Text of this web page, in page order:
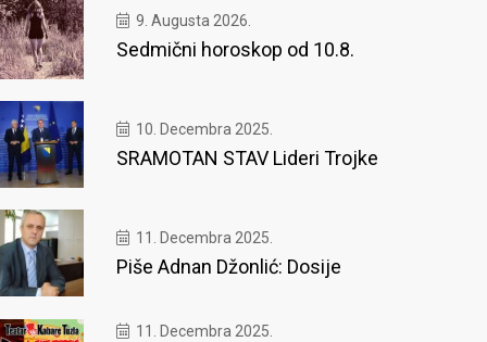
9. Augusta 2026.
Sedmični horoskop od 10.8.
10. Decembra 2025.
SRAMOTAN STAV Lideri Trojke
11. Decembra 2025.
Piše Adnan Džonlić: Dosije
11. Decembra 2025.